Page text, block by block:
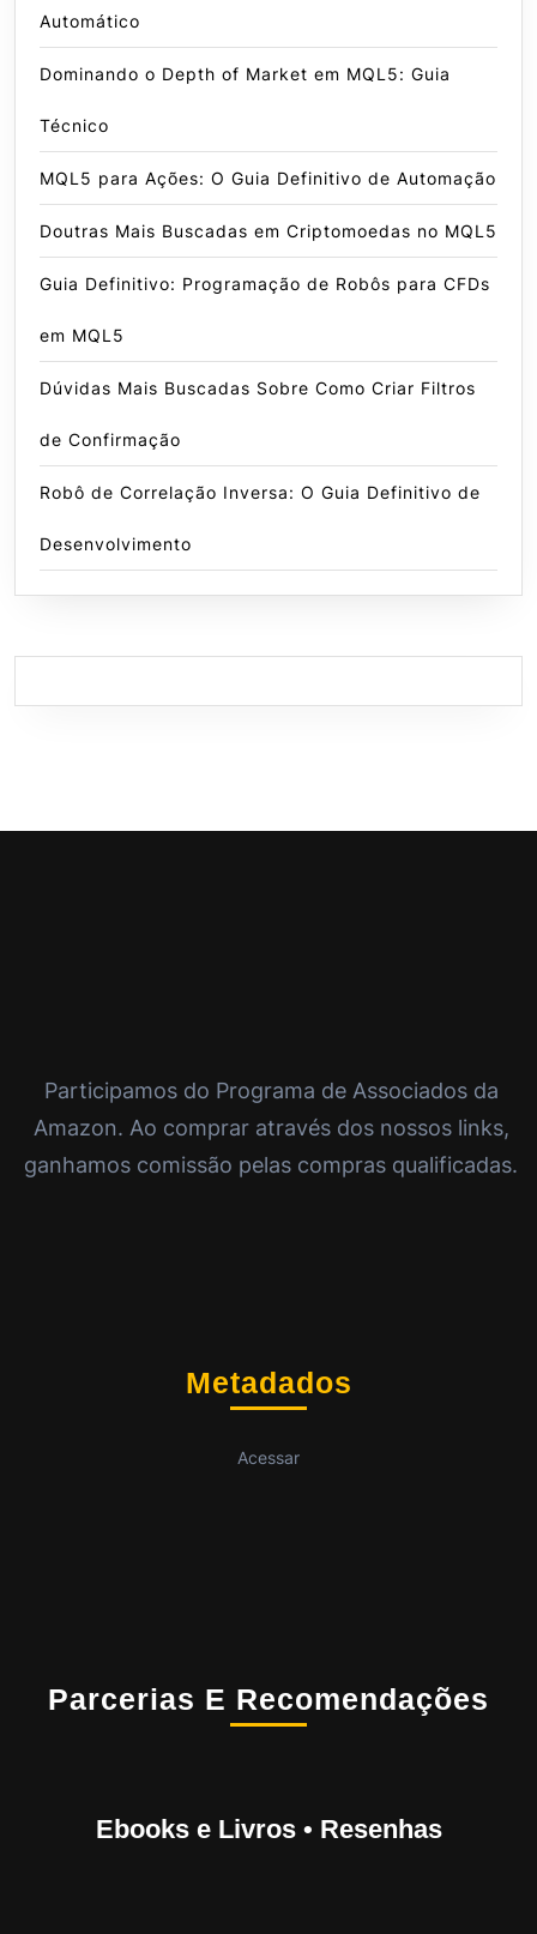
Automático
Dominando o Depth of Market em MQL5: Guia
Técnico
MQL5 para Ações: O Guia Definitivo de Automação
Doutras Mais Buscadas em Criptomoedas no MQL5
Guia Definitivo: Programação de Robôs para CFDs
em MQL5
Dúvidas Mais Buscadas Sobre Como Criar Filtros
de Confirmação
Robô de Correlação Inversa: O Guia Definitivo de
Desenvolvimento
Participamos do Programa de Associados da
Amazon. Ao comprar através dos nossos links,
ganhamos comissão pelas compras qualificadas.
Metadados
Acessar
Parcerias E Recomendações
Ebooks e Livros • Resenhas